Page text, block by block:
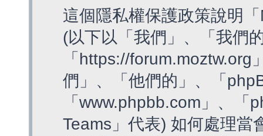
這個隱私權保護政策說明
(以下以「我們」、「我們
「https://
們」、「他們的」、「
「www.phpbb.com」、
Teams」代表) 如何處理當